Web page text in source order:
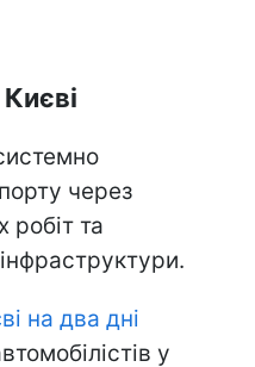
через
робіт та
на два дні
у